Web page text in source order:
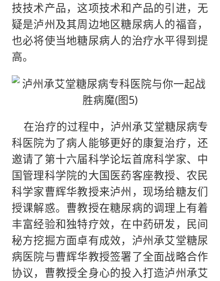
技技术产品，这项技术和产品的引进，无
疑是泸州及其周边地区糖尿病人的福音，
也必将使当地糖尿病人的治疗水平得到提
高。
在治疗的过程中，泸州承艾堂糖尿病专
科医院为了病人能够更好的康复治疗，还
邀请了第十六届科学论坛首席科学家、中
国管理科学院的大国医药客座教授、农民
科学家曹辉华教授来泸州，现场给糖友们
授课解惑。曹教授在糖尿病的调理上有着
丰富经验和独特疗效，在中药研发，民间
秘方挖掘方面卓有成效，泸州承艾堂糖尿
病医院与曹辉华教授签署了全面战略合作
协议，曹教授全身心的投入打造泸州承艾